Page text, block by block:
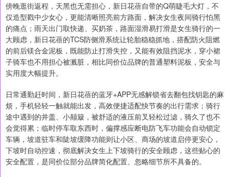
傍晚逛街返程，天黑也无需担心，新日花蓓自带的Q萌睫毛大灯，不
仅造型戳中少女心，更能清晰照亮前方路面，解决女生夜间骑行怕黑
的痛点；雨天出门取快递、买奶茶，路面湿滑易打滑是女生骑行的一
大顾虑，新日花蓓的TCS防侧滑系统让轮胎稳稳抓地，搭配防火阻燃
的前后镁合金泥板，既能防止打滑失控，又能有效阻挡泥水，穿小裙
子骑车也不用担心被溅脏，相比同价位品牌的普通塑料泥板，安全与
实用度大幅提升。
日常通勤赶时间，新日花蓓的蓝牙+APP无感解锁省去翻包找钥匙的麻
烦，手机轻轻一触就能出发，高效便捷适配快节奏的出行需求；骑行
途中遇到的井盖、小颠簸，被舒适的液压前叉轻松过滤，骑久了也不
会觉得累；临时停车取东西时，偏撑感应断电防飞车功能会自动锁定
车辆，坡道驻车和陡坡缓降功能则让小区、商场的坡道启停更安心，
下坡时自动控速，彻底解决女生上下坡骑行的安全顾虑，这些贴心的
安全配置，是同价位部分品牌简化配置、忽略细节所不具备的。